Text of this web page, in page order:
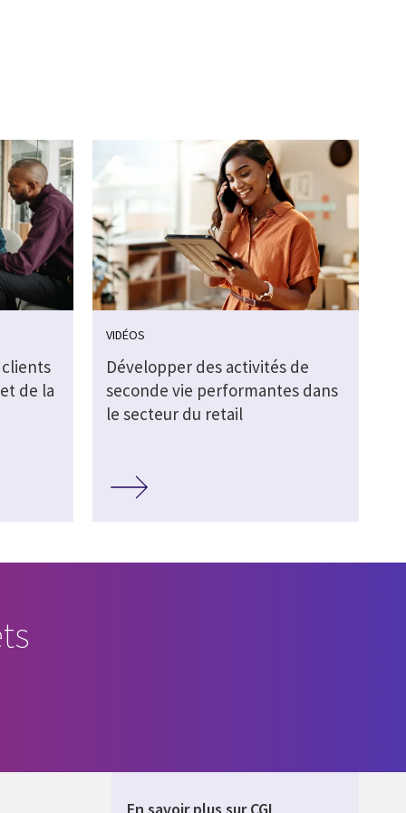
de la
VIDÉOS
Développer des activités de
seconde vie performantes dans
le secteur du retail
En savoir plus sur CGI